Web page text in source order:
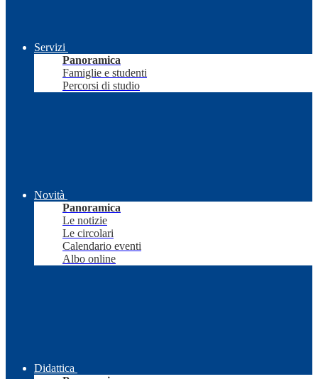
Servizi
Panoramica
Famiglie e studenti
Percorsi di studio
Novità
Panoramica
Le notizie
Le circolari
Calendario eventi
Albo online
Didattica